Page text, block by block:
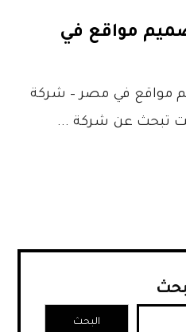
تصميم مواقع في
مواقع في مصر – شركة
تبحث عن شركة ...
البحث